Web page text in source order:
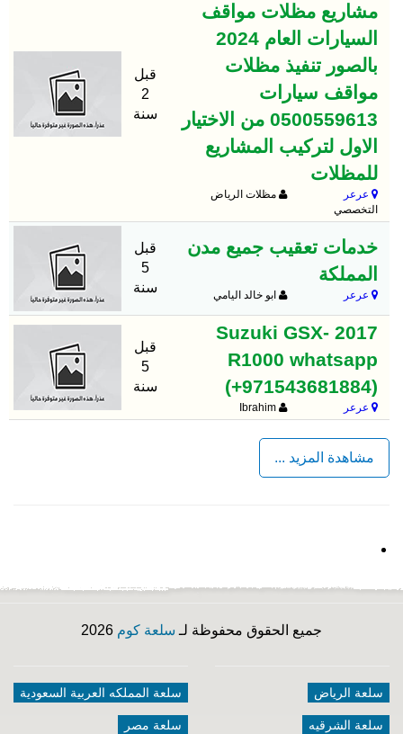
مشاريع مظلات مواقف
السيارات العام 2024
بالصور تنفيذ مظلات
مواقف سيارات
0500559613 من الاختيار
الاول لتركيب المشاريع
للمظلات
عرعر
مظلات الرياض
التخصصي
قبل
2
سنة
خدمات تعقيب جميع مدن
المملكة
عرعر ابو خالد اليامي
قبل
5
سنة
2017 Suzuki GSX-
R1000 whatsapp
(+971543681884)
عرعر Ibrahim
قبل
5
سنة
مشاهدة المزيد ...
جميع الحقوق محفوظة لـ سلعة كوم
سلعة الرياض
سلعة الشرقيه
سلعة المملكه العربية السعودية
سلعة مصر